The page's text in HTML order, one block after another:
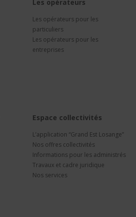
Les opérateurs
Les opérateurs pour les
particuliers
Les opérateurs pour les
entreprises
Espace collectivités
L’application “Grand Est Losange”
Nos offres collectivités
Informations pour les administrés
Travaux et cadre juridique
Nos services